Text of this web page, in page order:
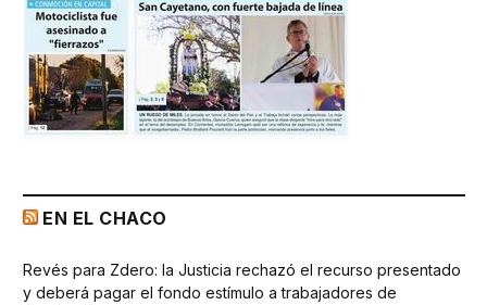
EN EL CHACO
Revés para Zdero: la Justicia rechazó el recurso presentado
y deberá pagar el fondo estímulo a trabajadores de